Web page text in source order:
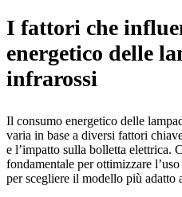
I fattori che
energetico delle
infrarossi
Il consumo energetico delle
varia in base a diversi fattori
e l’impatto sulla bolletta elettrica.
fondamentale per ottimizzare
per scegliere il modello più adatto